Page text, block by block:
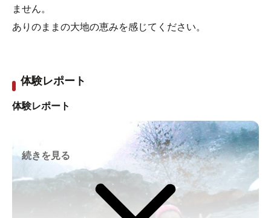
ません。
ありのままの大地の恵みを感じてください。
体験レポート
体験レポート
続きを見る